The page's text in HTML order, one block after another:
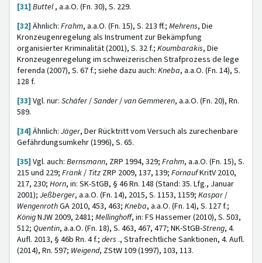
[31] Buttel, a.a.O. (Fn. 30), S. 229.
[32] Ähnlich: Frahm, a.a.O. (Fn. 15), S. 213 ff.; Mehrens, Die
Kronzeugenregelung als Instrument zur Bekämpfung
organisierter Kriminalität (2001), S. 32 f.; Koumbarakis, Die
Kronzeugenregelung im schweizerischen Strafprozess de lege
ferenda (2007), S. 67 f.; siehe dazu auch: Kneba, a.a.O. (Fn. 14), S.
128 f.
[33] Vgl. nur: Schäfer/Sander/van Gemmeren, a.a.O. (Fn. 20), Rn.
589.
[34] Ähnlich: Jäger, Der Rücktritt vom Versuch als zurechenbare
Gefährdungsumkehr (1996), S. 65.
[35] Vgl. auch: Bernsmann, ZRP 1994, 329; Frahm, a.a.O. (Fn. 15), S.
215 und 229; Frank/ Titz ZRP 2009, 137, 139; FornaufKritV 2010,
217, 230; Horn, in: SK-StGB, § 46 Rn. 148 (Stand: 35. Lfg., Januar
2001); Jeßberger, a.a.O. (Fn. 14), 2015, S. 1153, 1159; Kaspar/
WengenrothGA 2010, 453, 463; Kneba, a.a.O. (Fn. 14), S. 127 f.;
KönigNJW 2009, 2481; Mellinghoff, in: FS Hassemer (2010), S. 503,
512; Quentin, a.a.O. (Fn. 18), S. 463, 467, 477; NK-StGB-Streng, 4.
Aufl. 2013, § 46b Rn. 4 f.; ders ., Strafrechtliche Sanktionen, 4. Aufl.
(2014), Rn. 597; Weigend, ZStW 109 (1997), 103, 113.